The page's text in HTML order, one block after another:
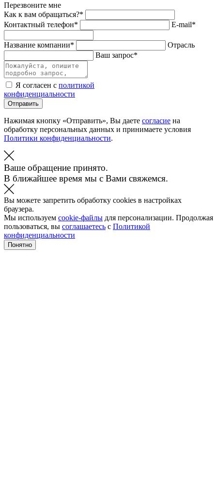
Перезвоните мне
Как к вам обращаться?*
Контактный телефон*
E-mail*
Название компании*
Отрасль
Ваш запрос*
Я согласен с политикой
конфиденциальности
Отправить
Нажимая кнопку «Отправить», Вы даете согласие на
обработку персональных данных и принимаете условия
Политики конфиденциальности.
Ваше обращение принято.
В ближайшее время мы с Вами свяжемся.
Вы можете запретить обработку cookies в настройках
браузера.
Мы используем cookie-файлы для персонализации. Продолжая
пользоваться, вы соглашаетесь с Политикой
конфиденциальности
Понятно